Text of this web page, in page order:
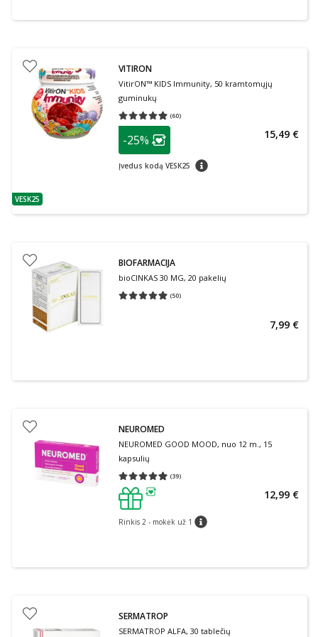
patarimas
VESK25
VITIRON
VitirON™ KIDS Immunity, 50 kramtomųjų
guminukų
(60)
Vidutinis įvertinimas 4.98
patarimas
Lojalumo klubo narių nuolaida
-25%
Įvedus kodą VESK25 patarimas
15,49 €
BIOFARMACIJA
bioCINKAS 30 MG, 20 pakelių
(50)
Vidutinis įvertinimas 4.92
7,99 €
NEUROMED
NEUROMED GOOD MOOD, nuo 12 m., 15
kapsulių
(39)
Vidutinis įvertinimas 4.95
patarimas
Rinkis 2 - mokėk už 1 patarimas
12,99 €
SERMATROP
SERMATROP ALFA, 30 tablečių